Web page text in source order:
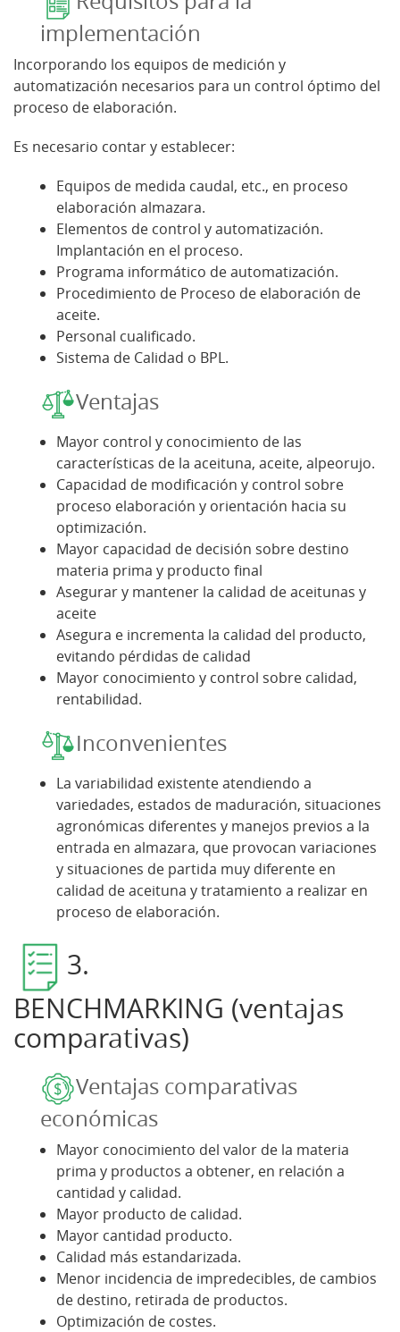
implementación
Incorporando los equipos de medición y
automatización necesarios para un control óptimo del
proceso de elaboración.
Es necesario contar y establecer:
Equipos de medida caudal, etc., en proceso
elaboración almazara.
Elementos de control y automatización.
Implantación en el proceso.
Programa informático de automatización.
Procedimiento de Proceso de elaboración de
aceite.
Personal cualificado.
Sistema de Calidad o BPL.
Ventajas
Mayor control y conocimiento de las
características de la aceituna, aceite, alpeorujo.
Capacidad de modificación y control sobre
proceso elaboración y orientación hacia su
optimización.
Mayor capacidad de decisión sobre destino
materia prima y producto final
Asegurar y mantener la calidad de aceitunas y
aceite
Asegura e incrementa la calidad del producto,
evitando pérdidas de calidad
Mayor conocimiento y control sobre calidad,
rentabilidad.
Inconvenientes
La variabilidad existente atendiendo a
variedades, estados de maduración, situaciones
agronómicas diferentes y manejos previos a la
entrada en almazara, que provocan variaciones
y situaciones de partida muy diferente en
calidad de aceituna y tratamiento a realizar en
proceso de elaboración.
3.
BENCHMARKING (ventajas
comparativas)
Ventajas comparativas
económicas
Mayor conocimiento del valor de la materia
prima y productos a obtener, en relación a
cantidad y calidad.
Mayor producto de calidad.
Mayor cantidad producto.
Calidad más estandarizada.
Menor incidencia de impredecibles, de cambios
de destino, retirada de productos.
Optimización de costes.